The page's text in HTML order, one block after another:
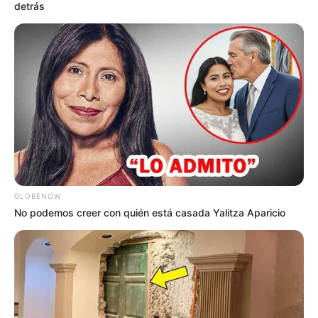
ELECCIONES PRESIDENCIALES
MARINILLA - ANTIOQUIA
EPM
YONDÓ - ANTIOQUIA
RIONEGRO
detrás
GLOBENOW
No podemos creer con quién está casada Yalitza Aparicio